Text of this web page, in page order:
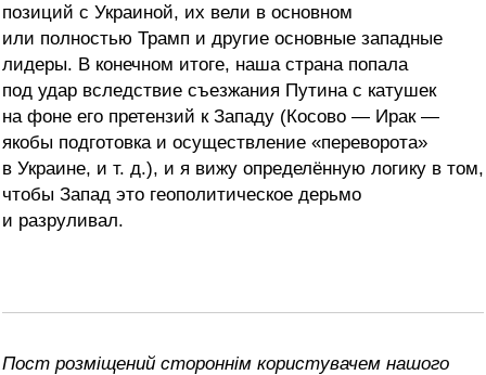
позиций с Украиной, их вели в основном
или полностью Трамп и другие основные западные
лидеры. В конечном итоге, наша страна попала
под удар вследствие съезжания Путина с катушек
на фоне его претензий к Западу (Косово — Ирак —
якобы подготовка и осуществление «переворота»
в Украине, и т. д.), и я вижу определённую логику в том,
чтобы Запад это геополитическое дерьмо
и разруливал.
Пост розміщений стороннім користувачем нашого